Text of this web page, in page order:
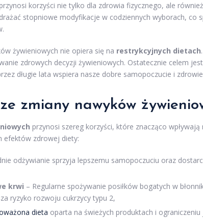
korzyści nie tylko dla zdrowia fizycznego, ale
stopniowe modyfikacje w codziennych wyborach, co
żywieniowych nie opiera się na restrykcyjnych dietach
zdrowych decyzji żywieniowych. Ostatecznie celem
długie lata wspiera nasze dobre samopoczucie i
zmiany nawyków
przynosi szereg korzyści, które znacząco
efektów zdrowej diety:
odżywianie sprzyja lepszemu samopoczuciu oraz
krwi – Regularne spożywanie posiłków bogatych w
ryzyko rozwoju cukrzycy typu 2,
dieta oparta na świeżych produktach i